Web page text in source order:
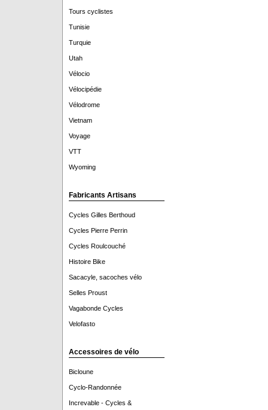
Tours cyclistes
Tunisie
Turquie
Utah
Vélocio
Vélocipédie
Vélodrome
Vietnam
Voyage
VTT
Wyoming
Fabricants Artisans
Cycles Gilles Berthoud
Cycles Pierre Perrin
Cycles Roulcouché
Histoire Bike
Sacacyle, sacoches vélo
Selles Proust
Vagabonde Cycles
Velofasto
Accessoires de vélo
Bicloune
Cyclo-Randonnée
Increvable - Cycles &